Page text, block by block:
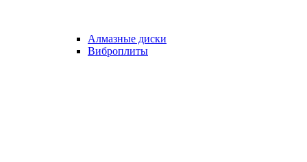
Алмазные диски
Виброплиты